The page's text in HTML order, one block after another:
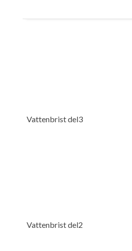
Vattenbrist del3
Vattenbrist del2